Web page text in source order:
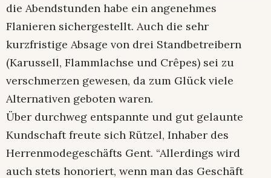
die Abendstunden habe ein angenehmes
Flanieren sichergestellt. Auch die sehr
kurzfristige Absage von drei Standbetreibern
(Karussell, Flammlachse und Crêpes) sei zu
verschmerzen gewesen, da zum Glück viele
Alternativen geboten waren.
Über durchweg entspannte und gut gelaunte
Kundschaft freute sich Rützel, Inhaber des
Herrenmodegeschäfts Gent. “Allerdings wird
auch stets honoriert, wenn man das Geschäft